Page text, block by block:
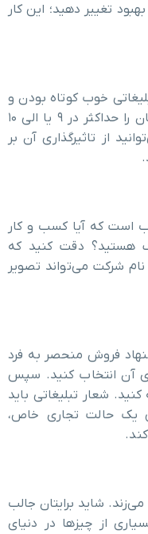
تغییر دهید؛ این کار
خوب کوتاه بودن و
سادگی آن است. سعی کنید تا شعارتان را حداکثر در ۹ یا الی ۱۰
از تاثیرگذاری آن بر
است که آیا کسب ‌و کار
هستید؟ دقت کنید که
نام شرکت می‌تواند تصویر
فروش منحصر به فرد
آن انتخاب کنید. سپس
شعار تبلیغاتی باید
یک حالت تجاری خاص،
شاید برایتان جالب
از چیزها در دنیای